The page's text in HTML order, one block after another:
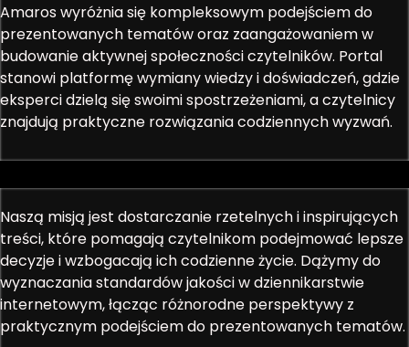
Amaros wyróżnia się kompleksowym podejściem do
prezentowanych tematów oraz zaangażowaniem w
budowanie aktywnej społeczności czytelników. Portal
stanowi platformę wymiany wiedzy i doświadczeń, gdzie
eksperci dzielą się swoimi spostrzeżeniami, a czytelnicy
znajdują praktyczne rozwiązania codziennych wyzwań.
Naszą misją jest dostarczanie rzetelnych i inspirujących
treści, które pomagają czytelnikom podejmować lepsze
decyzje i wzbogacają ich codzienne życie. Dążymy do
wyznaczania standardów jakości w dziennikarstwie
internetowym, łącząc różnorodne perspektywy z
praktycznym podejściem do prezentowanych tematów.